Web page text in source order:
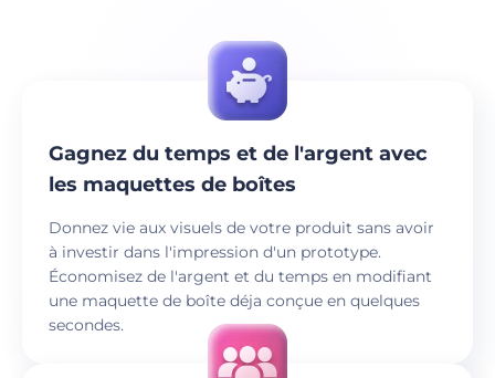
Gagnez du temps et de l'argent avec
les maquettes de boîtes
Donnez vie aux visuels de votre produit sans avoir
à investir dans l'impression d'un prototype.
Économisez de l'argent et du temps en modifiant
une maquette de boîte déja conçue en quelques
secondes.